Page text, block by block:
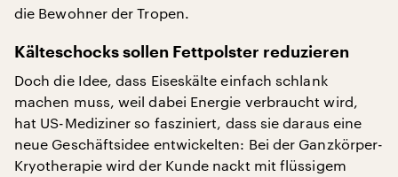
die Bewohner der Tropen.
Kälteschocks sollen Fettpolster reduzieren
Doch die Idee, dass Eiseskälte einfach schlank
machen muss, weil dabei Energie verbraucht wird,
hat US-Mediziner so fasziniert, dass sie daraus eine
neue Geschäftsidee entwickelten: Bei der Ganzkörper-
Kryotherapie wird der Kunde nackt mit flüssigem